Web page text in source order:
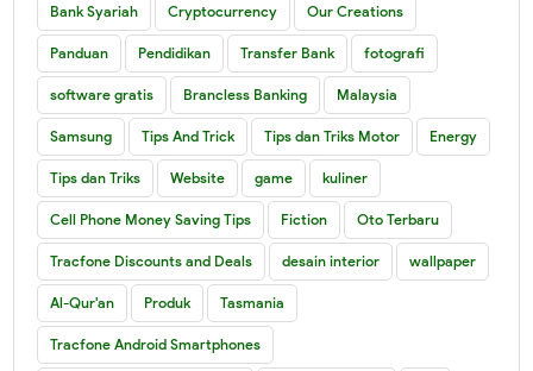
Bank Syariah Cryptocurrency Our Creations
Panduan Pendidikan Transfer Bank fotografi
software gratis Brancless Banking Malaysia
Samsung Tips And Trick Tips dan Triks Motor Energy
Tips dan Triks Website game kuliner
Cell Phone Money Saving Tips Fiction Oto Terbaru
Tracfone Discounts and Deals desain interior wallpaper
Al-Qur'an Produk Tasmania
Tracfone Android Smartphones